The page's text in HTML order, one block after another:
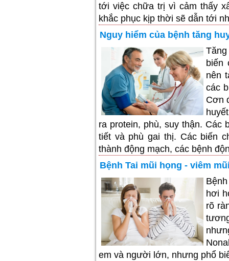
tới việc chữa trị vì cảm thấy
khắc phục kịp thời sẽ dẫn tới
Nguy hiểm của bệnh tăng
biến
nên
các
Cơn
ra protein, phù, suy thận. Các
tiết và phù gai thị. Các biến
thành động mạch, các bệnh
Bệnh Tai mũi họng - viêm
hơi
rõ
em và người lớn, nhưng phổ